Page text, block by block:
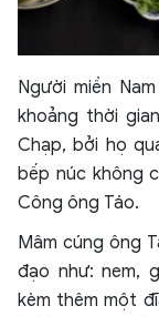
Người miền
khoảng thời
Chạp, bởi họ
bếp núc không
Công ông Táo.
Mâm cúng ông
đạo như: nem,
kèm thêm một